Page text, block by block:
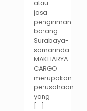
atau
jasa
pengiriman
barang
Surabaya-
samarinda
MAKHARYA
CARGO
merupakan
perusahaan
yang
[…]